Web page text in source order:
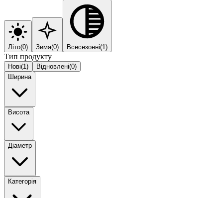
Літо(0) Зима(0) Всесезонні(1)
Тип продукту
Нові(1) Відновлені(0)
Ширина
Висота
Діаметр
Категорія